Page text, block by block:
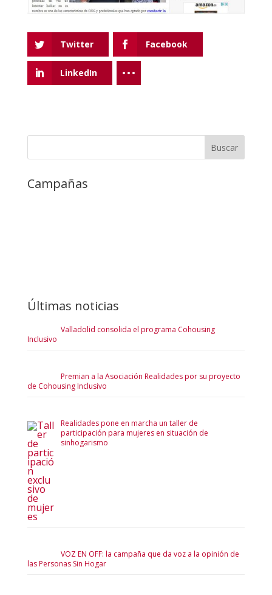
Twitter Facebook
LinkedIn
Campañas
Últimas noticias
Valladolid consolida el programa Cohousing
Inclusivo
Premian a la Asociación Realidades por su proyecto
de Cohousing Inclusivo
Realidades pone en marcha un taller de
participación para mujeres en situación de
sinhogarismo
VOZ EN OFF: la campaña que da voz a la opinión de
las Personas Sin Hogar